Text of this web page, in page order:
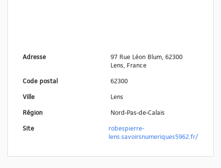
Adresse
97 Rue Léon Blum, 62300
Lens, France
Code postal
62300
Ville
Lens
Région
Nord-Pas-de-Calais
Site
robespierre-
lens.savoirsnumeriques5962.fr/